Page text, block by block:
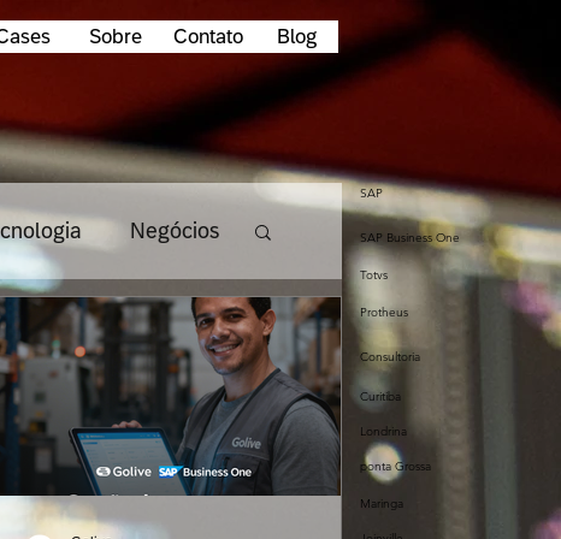
Sobre Contato Blog
SAP
SAP Business One
Totvs
Protheus
Consultoria
Curitiba
Londrina
ponta Grossa
Maringa
Negócios
Tendencias
dados
startup